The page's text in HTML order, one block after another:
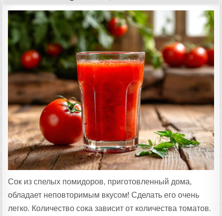
В
Т
О
Р
Р
Е
Ц
Е
П
Т
А
:
Т
З
Ы
В
Ы
:
Сок из спелых помидоров, приготовленный дома,
обладает неповторимым вкусом! Сделать его очень
легко. Количество сока зависит от количества томатов.